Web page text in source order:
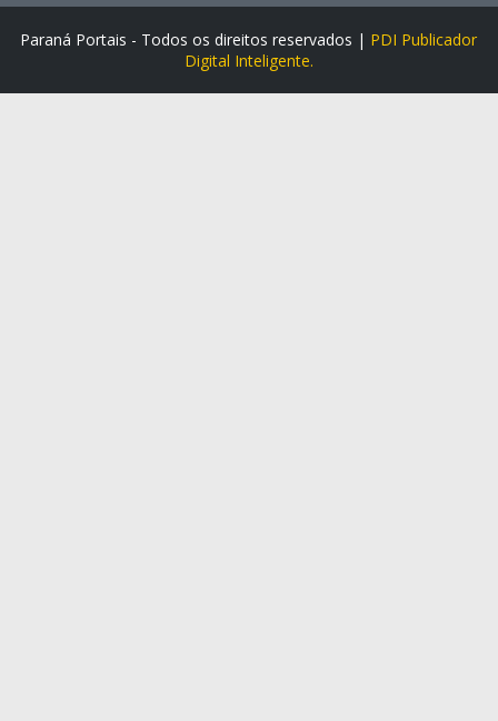
Paraná Portais - Todos os direitos reservados | PDI Publicador
Digital Inteligente.